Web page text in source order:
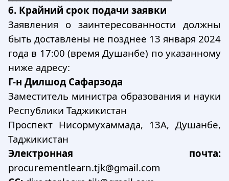
6. Крайний срок подачи заявки
Заявления о заинтересованности должны
быть доставлены не позднее 13 января 2024
года в 17:00 (время Душанбе) по указанному
ниже адресу:
Г-н Дилшод Сафарзода
Заместитель министра образования и науки
Республики Таджикистан
Проспект Нисормухаммада, 13А, Душанбе,
Таджикистан
Электронная почта:
procurementlearn.tjk@gmail.com